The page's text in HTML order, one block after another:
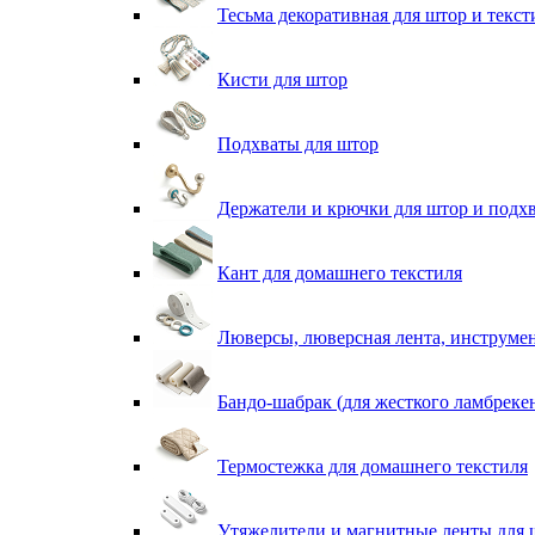
Тесьма декоративная для штор и
Кисти для штор
Подхваты для штор
Держатели и крючки для штор и
Кант для домашнего текстиля
Люверсы, люверсная лента,
Бандо-шабрак (для жесткого
Термостежка для домашнего текстиля
Утяжелители и магнитные ленты для